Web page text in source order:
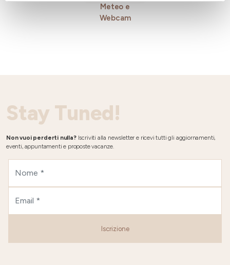
Meteo e
Webcam
Stay Tuned!
Non vuoi perderti nulla?Iscriviti alla newsletter e ricevi tutti gli aggiornamenti,
eventi, appuntamenti e proposte vacanze.
Iscrizione